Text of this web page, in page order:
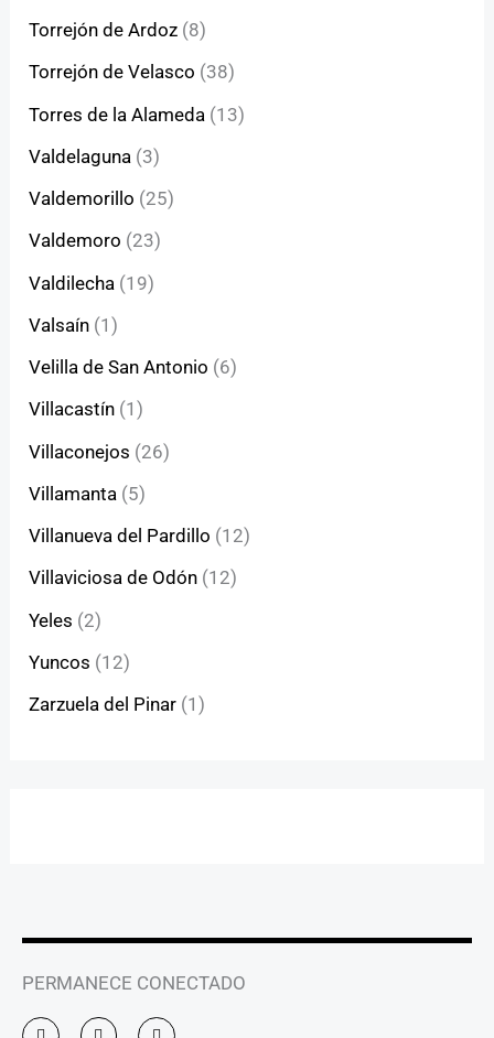
Torrejón de Ardoz (8)
Torrejón de Velasco (38)
Torres de la Alameda (13)
Valdelaguna (3)
Valdemorillo (25)
Valdemoro (23)
Valdilecha (19)
Valsaín (1)
Velilla de San Antonio (6)
Villacastín (1)
Villaconejos (26)
Villamanta (5)
Villanueva del Pardillo (12)
Villaviciosa de Odón (12)
Yeles (2)
Yuncos (12)
Zarzuela del Pinar (1)
PERMANECE CONECTADO
I
F
Y